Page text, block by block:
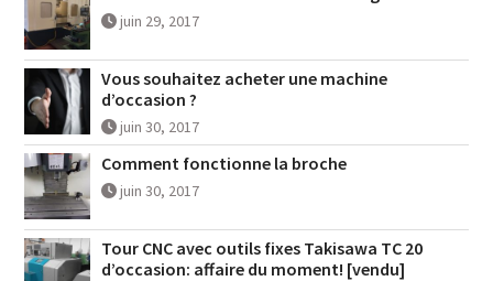
juin 29, 2017
Vous souhaitez acheter une machine
d’occasion ?
juin 30, 2017
Comment fonctionne la broche
juin 30, 2017
Tour CNC avec outils fixes Takisawa TC 20
d’occasion: affaire du moment! [vendu]